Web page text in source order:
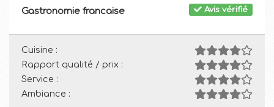
Avis vérifié
Gastronomie francaise
Cuisine :
Rapport qualité / prix :
Service :
Ambiance :